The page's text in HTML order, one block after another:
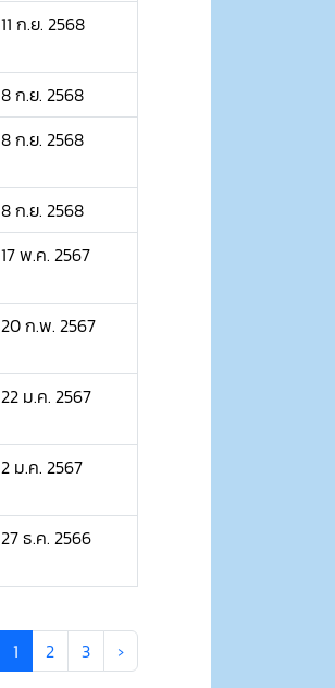
11 ก.ย. 2568
8 ก.ย. 2568
8 ก.ย. 2568
8 ก.ย. 2568
17 พ.ค. 2567
20 ก.พ. 2567
22 ม.ค. 2567
2 ม.ค. 2567
27 ธ.ค. 2566
1 2 3 ›